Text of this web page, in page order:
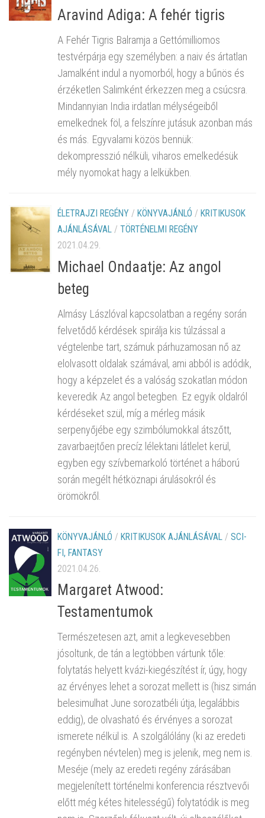
Aravind Adiga: A fehér tigris
A Fehér Tigris Balramja a Gettómilliomos
testvérpárja egy személyben: a naiv és ártatlan
Jamalként indul a nyomorból, hogy a bűnös és
érzéketlen Salimként érkezzen meg a csúcsra.
Mindannyian India irdatlan mélységeiből
emelkednek föl, a felszínre jutásuk azonban más
és más. Egyvalami közös bennük:
dekompresszió nélküli, viharos emelkedésük
mély nyomokat hagy a lelkükben.
ÉLETRAJZI REGÉNY / KÖNYVAJÁNLÓ / KRITIKUSOK
AJÁNLÁSÁVAL / TÖRTÉNELMI REGÉNY
2021.04.29.
Michael Ondaatje: Az angol
beteg
Almásy Lászlóval kapcsolatban a regény során
felvetődő kérdések spirálja kis túlzással a
végtelenbe tart, számuk párhuzamosan nő az
elolvasott oldalak számával, ami abból is adódik,
hogy a képzelet és a valóság szokatlan módon
keveredik Az angol betegben. Ez egyik oldalról
kérdéseket szül, míg a mérleg másik
serpenyőjébe egy szimbólumokkal átszőtt,
zavarbaejtően precíz lélektani látlelet kerül,
egyben egy szívbemarkoló történet a háború
során megélt hétköznapi árulásokról és
örömökről.
KÖNYVAJÁNLÓ / KRITIKUSOK AJÁNLÁSÁVAL / SCI-
FI, FANTASY
2021.04.26.
Margaret Atwood:
Testamentumok
Természetesen azt, amit a legkevesebben
jósoltunk, de tán a legtöbben vártunk tőle:
folytatás helyett kvázi-kiegészítést ír, úgy, hogy
az érvényes lehet a sorozat mellett is (hisz simán
belesimulhat June sorozatbéli útja, legalábbis
eddig), de olvasható és érvényes a sorozat
ismerete nélkül is. A szolgálólány (ki az eredeti
regényben névtelen) meg is jelenik, meg nem is.
Meséje (mely az eredeti regény zárásában
megjelenített történelmi konferencia résztvevői
előtt még kétes hitelességű) folytatódik is meg